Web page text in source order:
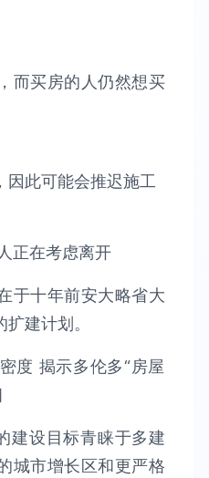
而买房的人仍然想买
因此可能会推迟施工
正在考虑离开
于十年前安大略省大
建计划。
建设目标青睐于多建
城市增长区和更严格